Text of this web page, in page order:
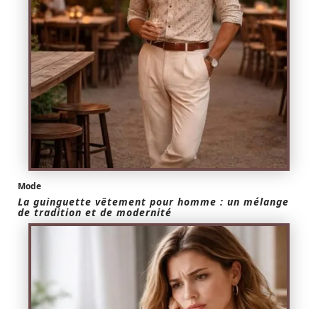
Mode
La guinguette vêtement pour homme : un mélange
de tradition et de modernité